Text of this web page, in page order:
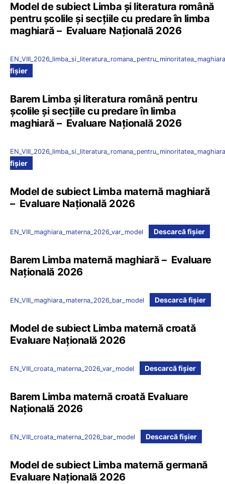
Model de subiect Limba și literatura română
pentru școlile și secțiile cu predare în limba
maghiară – Evaluare Națională 2026
fișier
Barem Limba și literatura română pentru
școlile și secțiile cu predare în limba
maghiară – Evaluare Națională 2026
fișier
Model de subiect Limba maternă maghiară
– Evaluare Națională 2026
EN_VIII_maghiara_materna_2026_var_model Descarcă fișier
Barem Limba maternă maghiară – Evaluare
Națională 2026
EN_VIII_maghiara_materna_2026_bar_model Descarcă fișier
Model de subiect Limba maternă croată
Evaluare Națională 2026
EN_VIII_croata_materna_2026_var_model Descarcă fișier
Barem Limba maternă croată Evaluare
Națională 2026
EN_VIII_croata_materna_2026_bar_model Descarcă fișier
Model de subiect Limba maternă germană
Evaluare Națională 2026